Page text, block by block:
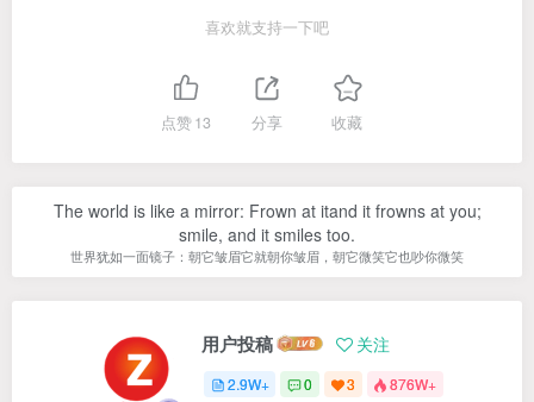
喜欢就支持一下吧
点赞13 分享 收藏
The world is like a mirror: Frown at itand it frowns at you;
smile, and it smiles too.
世界犹如一面镜子：朝它皱眉它就朝你皱眉，朝它微笑它也吵你微笑
用户投稿 关注
2.9W+ 0 3 876W+